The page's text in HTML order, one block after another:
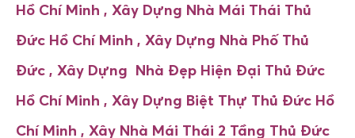
Hồ Chí Minh , Xây Dựng Nhà Mái Thái Thủ
Đức Hồ Chí Minh , Xây Dựng Nhà Phố Thủ
Đức , Xây Dựng Nhà Đẹp Hiện Đại Thủ Đức
Hồ Chí Minh , Xây Dựng Biệt Thự Thủ Đức Hồ
Chí Minh , Xây Nhà Mái Thái 2 Tầng Thủ Đức